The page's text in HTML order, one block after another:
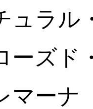
ュラル
ーズド
マーナ